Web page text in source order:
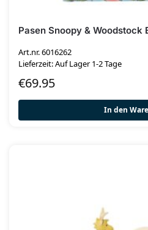
Pasen Snoopy & Woodstock
Art.nr. 6016262
Lieferzeit: Auf Lager 1-2 Tage
€69.95
In den